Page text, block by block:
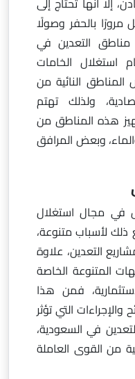
مرورًا بالحفر وصولًا
التعدين في
استغلال الخامات
النائية من
ولذلك تهتم
هذه المناطق من
وبعض المرافق
في مجال استغلال
ذلك لأسباب متنوعة،
التعدين، علاوة
المتنوعة الخاصة
فمن هذا
التي تؤثر
في السعودية،
من القوى العاملة